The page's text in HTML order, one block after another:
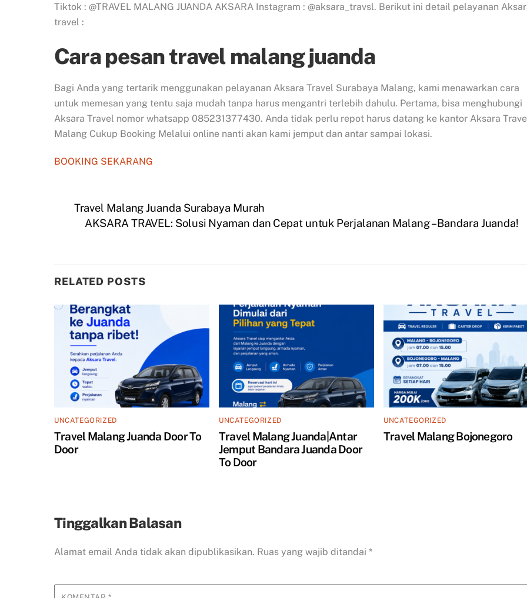
Tiktok : @TRAVEL MALANG JUANDA AKSARA Instagram : @aksara_travsl. Berikut ini detail pelayanan
travel :
Cara pesan travel malang juanda
Bagi Anda yang tertarik menggunakan pelayanan Aksara Travel Surabaya Malang, kami menawarkan cara
untuk memesan yang tentu saja mudah tanpa harus mengantri terlebih dahulu. Pertama, bisa menghubungi
Aksara Travel nomor whatsapp 085231377430. Anda tidak perlu repot harus datang ke kantor Aksara
Malang Cukup Booking Melalui online nanti akan kami jemput dan antar sampai lokasi.
BOOKING SEKARANG
Travel Malang Juanda Surabaya Murah
AKSARA TRAVEL: Solusi Nyaman dan Cepat untuk Perjalanan Malang – Bandara Juanda!
RELATED POSTS
UNCATEGORIZED
Travel Malang Juanda Door To
Door
UNCATEGORIZED
Travel Malang Juanda|Antar
Jemput Bandara Juanda Door
To Door
UNCATEGORIZED
Travel Malang Bojonegoro
Tinggalkan Balasan
Alamat email Anda tidak akan dipublikasikan. Ruas yang wajib ditandai *